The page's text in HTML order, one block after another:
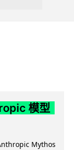
模型
Mythos